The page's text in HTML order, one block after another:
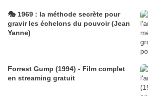
🎭 1969 : la méthode secrète pour
gravir les échelons du pouvoir (Jean
Yanne)
Forrest Gump (1994) - Film complet
en streaming gratuit